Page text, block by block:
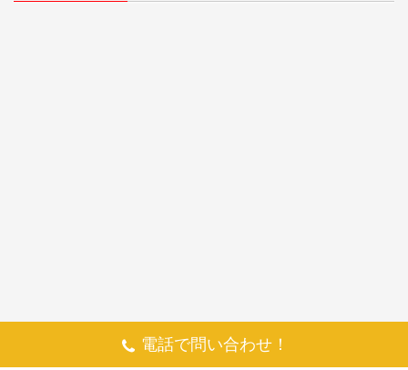
電話で問い合わせ！